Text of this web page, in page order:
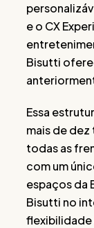
e o CX
Bisutti
Essa
mais de
todas as
com um
espaços da
Bisutti no
flexibilidade